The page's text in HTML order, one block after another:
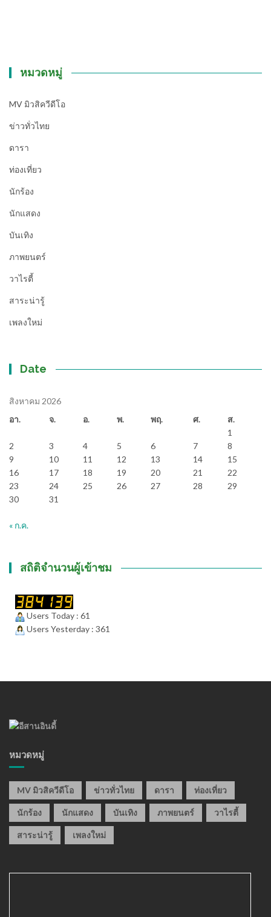
หมวดหมู่
MV มิวสิควีดีโอ
ข่าวทั่วไทย
ดารา
ท่องเที่ยว
นักร้อง
นักแสดง
บันเทิง
ภาพยนตร์
วาไรตี้
สาระน่ารู้
เพลงใหม่
Date
สิงหาคม 2026
อา.
จ. อ. พ. พฤ. ศ.
ส.
1
2
3 4 5 6 7
8
9
10 11 12 13 14
15
16
17 18 19 20 21
22
23
24 25 26 27 28
29
30
31
« ก.ค.
สถิติจำนวนผู้เข้าชม
Users Today : 61
Users Yesterday : 361
หมวดหมู่
MV มิวสิควีดีโอ ข่าวทั่วไทย ดารา ท่องเที่ยว
นักร้อง นักแสดง บันเทิง ภาพยนตร์ วาไรตี้
สาระน่ารู้ เพลงใหม่